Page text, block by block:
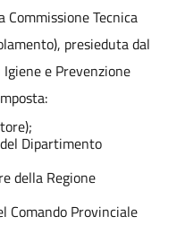
Tecnica
presieduta dal
e Prevenzione
Dipartimento
della Regione
Comando Provinciale